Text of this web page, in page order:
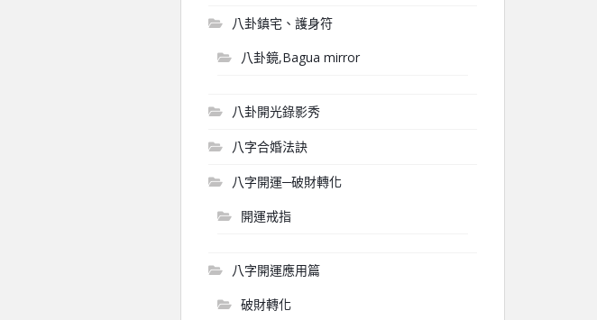
八卦鎮宅、護身符
八卦鏡,Bagua mirror
八卦開光錄影秀
八字合婚法訣
八字開運─破財轉化
開運戒指
八字開運應用篇
破財轉化